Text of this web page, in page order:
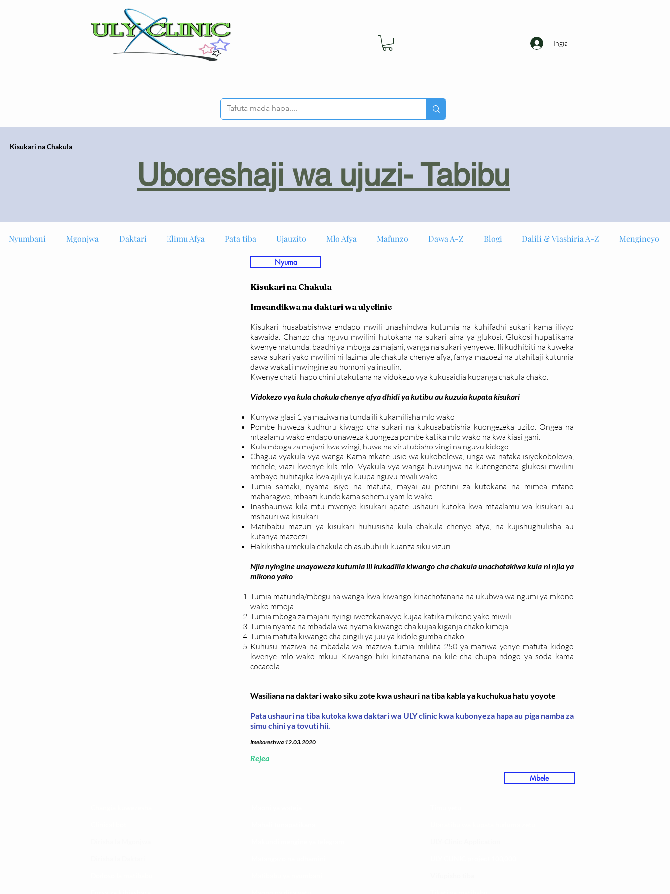
Ingia
Uboreshaji wa ujuzi- Tabibu
Nyumbani Mgonjwa Daktari Elimu Afya Pata tiba Ujauzito Mlo Afya Mafunzo Dawa A-Z Blogi Dalili & Viashiria A-Z Mengineyo
Kisukari na Chakula
Nyuma
Kisukari na Chakula
Imeandikwa na daktari wa ulyclinic
Kisukari husababishwa endapo mwili unashindwa kutumia na kuhifadhi sukari kama ilivyo
kawaida. Chanzo cha nguvu mwilini hutokana na sukari aina ya glukosi. Glukosi hupatikana
kwenye matunda, baadhi ya mboga za majani, wanga na sukari yenyewe. Ili kudhibiti na kuweka
sawa sukari yako mwilini ni lazima ule chakula chenye afya, fanya mazoezi na utahitaji kutumia
dawa wakati mwingine au homoni ya insulin.
Kwenye chati hapo chini utakutana na vidokezo vya kukusaidia kupanga chakula chako.
Vidokezo vya kula chakula chenye afya dhidi ya kutibu au kuzuia kupata kisukari
Kunywa glasi 1 ya maziwa na tunda ili kukamilisha mlo wako
Pombe huweza kudhuru kiwago cha sukari na kukusababishia kuongezeka uzito. Ongea na
mtaalamu wako endapo unaweza kuongeza pombe katika mlo wako na kwa kiasi gani.
Kula mboga za majani kwa wingi, huwa na virutubisho vingi na nguvu kidogo
Chagua vyakula vya wanga Kama mkate usio wa kukobolewa, unga wa nafaka isiyokobolewa,
mchele, viazi kwenye kila mlo. Vyakula vya wanga huvunjwa na kutengeneza glukosi mwilini
ambayo huhitajika kwa ajili ya kuupa nguvu mwili wako.
Tumia samaki, nyama isiyo na mafuta, mayai au protini za kutokana na mimea mfano
maharagwe, mbaazi kunde kama sehemu yam lo wako
Inashauriwa kila mtu mwenye kisukari apate ushauri kutoka kwa mtaalamu wa kisukari au
mshauri wa kisukari.
Matibabu mazuri ya kisukari huhusisha kula chakula chenye afya, na kujishughulisha au
kufanya mazoezi.
Hakikisha umekula chakula ch asubuhi ili kuanza siku vizuri.
Njia nyingine unayoweza kutumia ili kukadilia kiwango cha chakula unachotakiwa kula ni njia ya
mikono yako
Tumia matunda/mbegu na wanga kwa kiwango kinachofanana na ukubwa wa ngumi ya mkono
wako mmoja
Tumia mboga za majani nyingi iwezekanavyo kujaa katika mikono yako miwili
Tumia nyama na mbadala wa nyama kiwango cha kujaa kiganja chako kimoja
Tumia mafuta kiwango cha pingili ya juu ya kidole gumba chako
Kuhusu maziwa na mbadala wa maziwa tumia mililita 250 ya maziwa yenye mafuta kidogo
kwenye mlo wako mkuu. Kiwango hiki kinafanana na kile cha chupa ndogo ya soda kama
cocacola.
Wasiliana na daktari wako siku zote kwa ushauri na tiba kabla ya kuchukua hatu yoyote
Pata ushauri na tiba kutoka kwa daktari wa ULY clinic kwa kubonyeza hapa au piga namba za
simu chini ya tovuti hii.
Imeboreshwa 12.03.2020
Rejea
Mbele